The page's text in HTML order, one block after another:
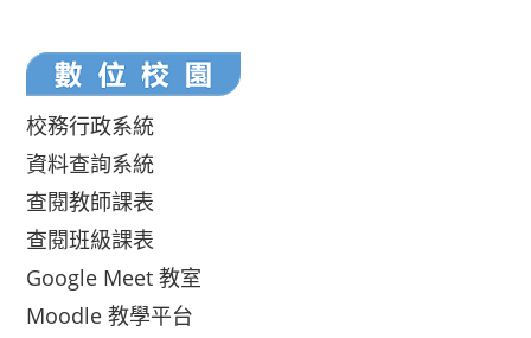
校務行政系統
資料查詢系統
查閱教師課表
查閱班級課表
Google Meet 教室
Moodle 教學平台